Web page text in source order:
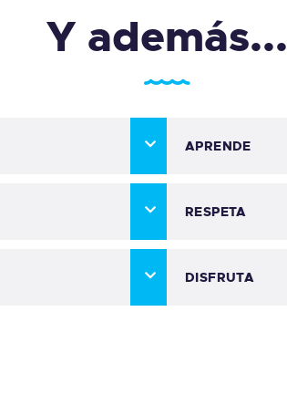
Y además...
APRENDE
RESPETA
DISFRUTA